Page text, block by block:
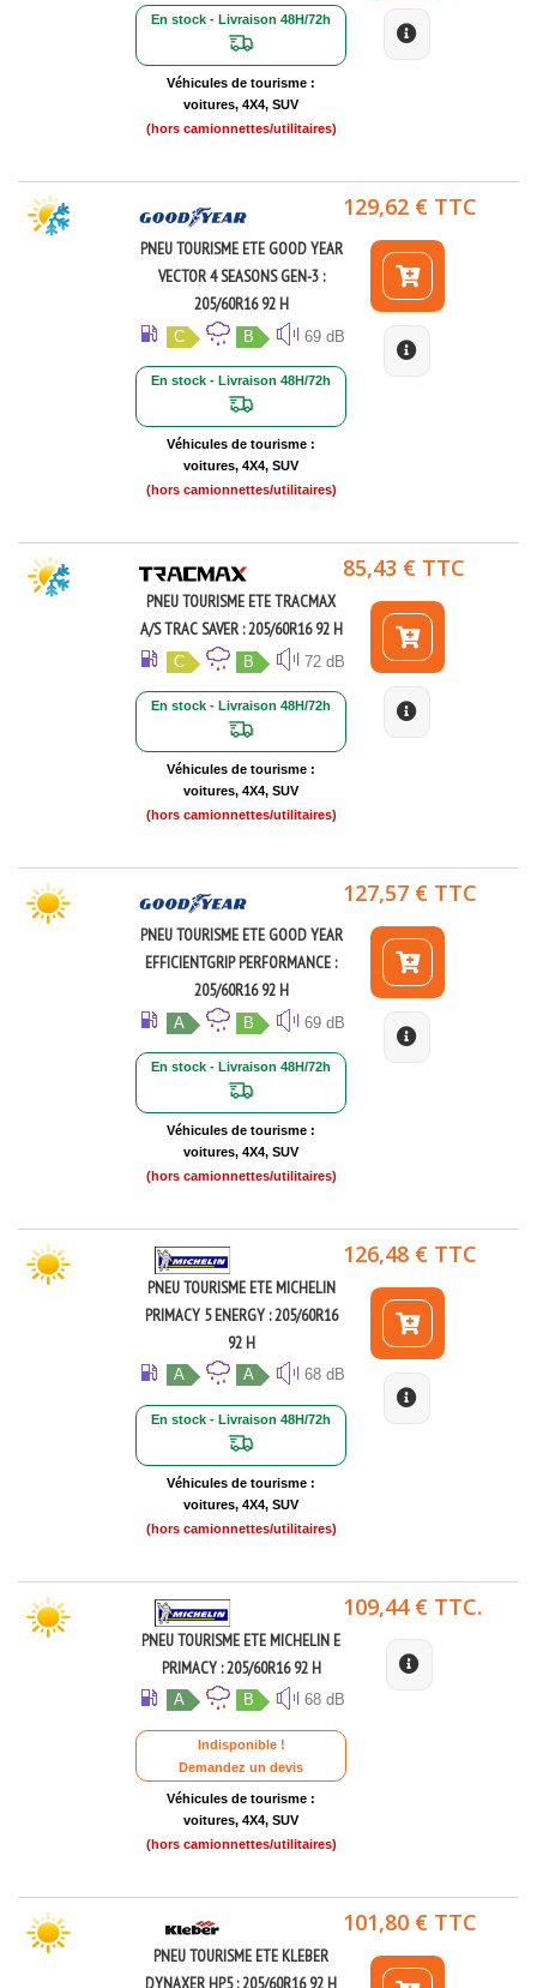
En stock - Livraison 48H/72h
Véhicules de tourisme :
voitures, 4X4, SUV
(hors camionnettes/utilitaires)
PNEU TOURISME ETE GOOD YEAR
VECTOR 4 SEASONS GEN-3 :
205/60R16 92 H
C B 69 dB
En stock - Livraison 48H/72h
Véhicules de tourisme :
voitures, 4X4, SUV
(hors camionnettes/utilitaires)
129,62 € TTC
PNEU TOURISME ETE TRACMAX
A/S TRAC SAVER : 205/60R16 92 H
C B 72 dB
En stock - Livraison 48H/72h
Véhicules de tourisme :
voitures, 4X4, SUV
(hors camionnettes/utilitaires)
85,43 € TTC
PNEU TOURISME ETE GOOD YEAR
EFFICIENTGRIP PERFORMANCE :
205/60R16 92 H
A B 69 dB
En stock - Livraison 48H/72h
Véhicules de tourisme :
voitures, 4X4, SUV
(hors camionnettes/utilitaires)
127,57 € TTC
PNEU TOURISME ETE MICHELIN
PRIMACY 5 ENERGY : 205/60R16
92 H
A A 68 dB
En stock - Livraison 48H/72h
Véhicules de tourisme :
voitures, 4X4, SUV
(hors camionnettes/utilitaires)
126,48 € TTC
PNEU TOURISME ETE MICHELIN E
PRIMACY : 205/60R16 92 H
A B 68 dB
Indisponible !
Demandez un devis
Véhicules de tourisme :
voitures, 4X4, SUV
(hors camionnettes/utilitaires)
109,44 € TTC.
PNEU TOURISME ETE KLEBER
DYNAXER HP5 : 205/60R16 92 H
101,80 € TTC